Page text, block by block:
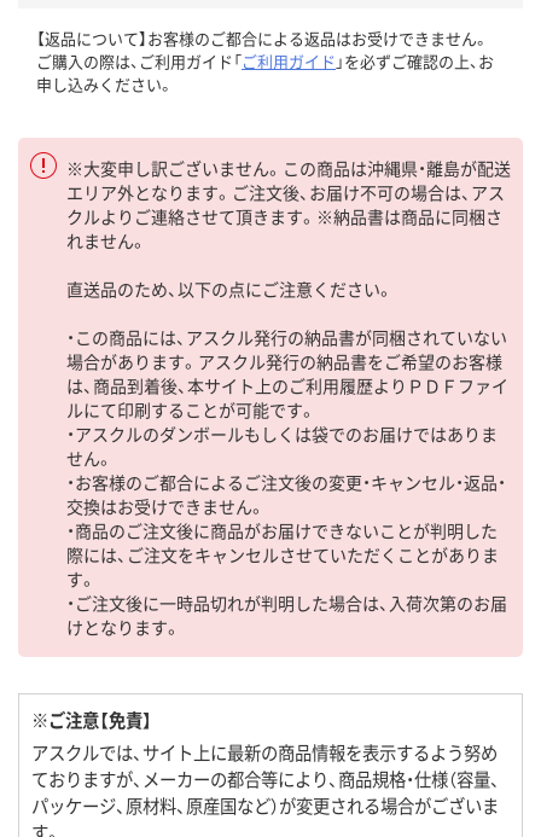
【返品について】お客様のご都合による返品はお受けできません。
ご購入の際は、ご利用ガイド「ご利用ガイド 」を必ずご確認の上、お
申し込みください。
※大変申し訳ございません。この商品は沖縄県・離島が配送
エリア外となります。ご注文後、お届け不可の場合は、アス
クルよりご連絡させて頂きます。※納品書は商品に同梱さ
れません。
直送品のため、以下の点にご注意ください。
・この商品には、アスクル発行の納品書が同梱されていない
場合があります。アスクル発行の納品書をご希望のお客様
は、商品到着後、本サイト上のご利用履歴よりＰＤＦファイ
ルにて印刷することが可能です。
・アスクルのダンボールもしくは袋でのお届けではありま
せん。
・お客様のご都合によるご注文後の変更・キャンセル・返品・
交換はお受けできません。
・商品のご注文後に商品がお届けできないことが判明した
際には、ご注文をキャンセルさせていただくことがありま
す。
・ご注文後に一時品切れが判明した場合は、入荷次第のお届
けとなります。
※ご注意【免責】
アスクルでは、サイト上に最新の商品情報を表示するよう努め
ておりますが、メーカーの都合等により、商品規格・仕様（容量、
パッケージ、原材料、原産国など）が変更される場合がございま
す。